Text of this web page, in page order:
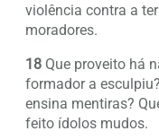
violência contra a
moradores.
18 Que proveito há
formador a
ensina mentiras?
feito ídolos mudos.